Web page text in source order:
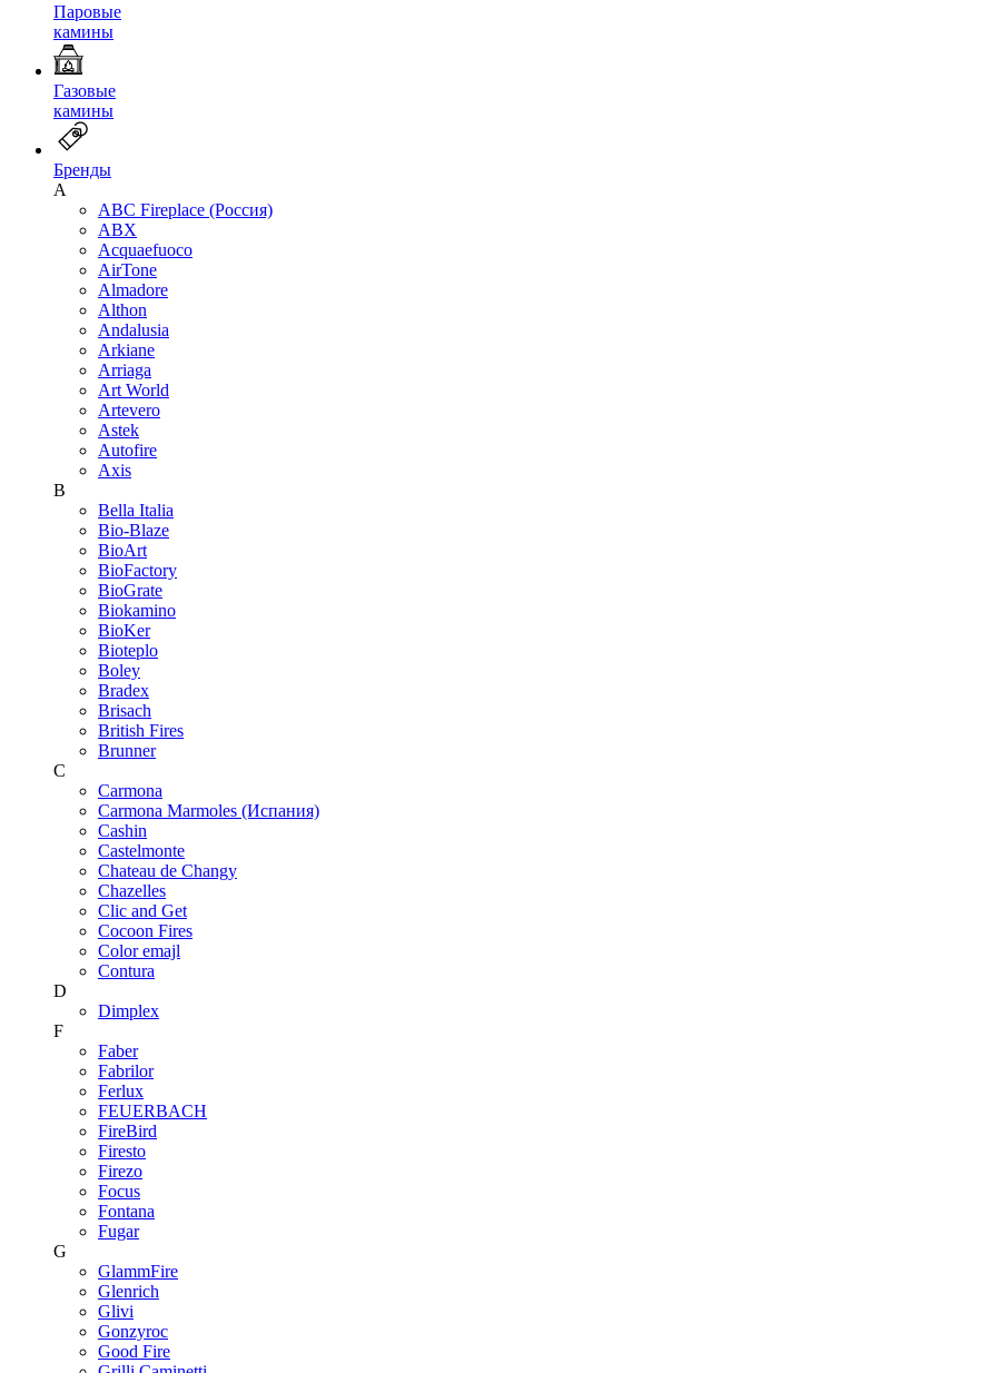
Паровые
камины
Газовые
камины
Бренды
A
ABC Fireplace (Россия)
ABX
Acquaefuoco
AirTone
Almadore
Althon
Andalusia
Arkiane
Arriaga
Art World
Artevero
Astek
Autofire
Axis
B
Bella Italia
Bio-Blaze
BioArt
BioFactory
BioGrate
Biokamino
BioKer
Bioteplo
Boley
Bradex
Brisach
British Fires
Brunner
C
Carmona
Carmona Marmoles (Испания)
Cashin
Castelmonte
Chateau de Changy
Chazelles
Clic and Get
Cocoon Fires
Color emajl
Contura
D
Dimplex
F
Faber
Fabrilor
Ferlux
FEUERBACH
FireBird
Firesto
Firezo
Focus
Fontana
Fugar
G
GlammFire
Glenrich
Glivi
Gonzyroc
Good Fire